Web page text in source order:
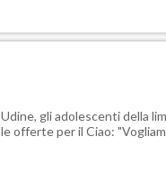
Udine, gli adolescenti della
le offerte per il Ciao: